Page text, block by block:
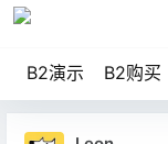
B2演示 B2购买